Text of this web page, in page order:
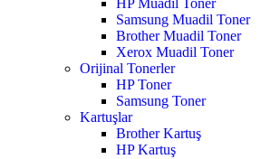
HP Muadil Toner
Samsung Muadil Toner
Brother Muadil Toner
Xerox Muadil Toner
Orijinal Tonerler
HP Toner
Samsung Toner
Kartuşlar
Brother Kartuş
HP Kartuş